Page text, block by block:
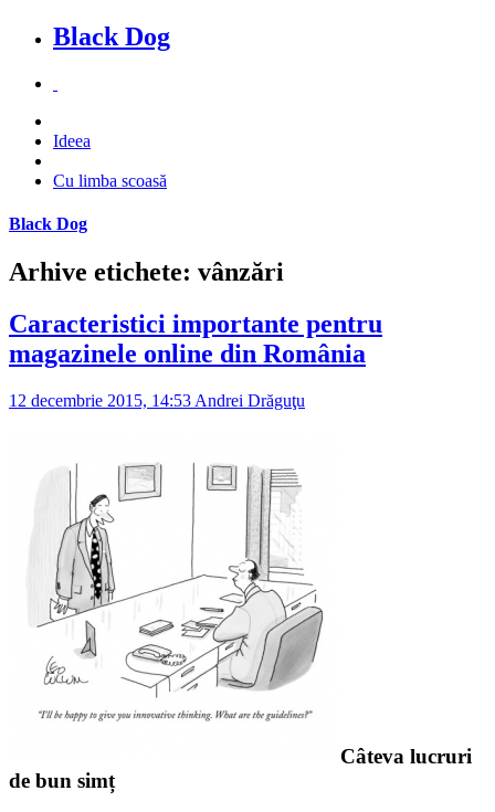
Black Dog
Ideea
Cu limba scoasă
Black Dog
Arhive etichete: vânzări
Caracteristici importante pentru
magazinele online din România
12 decembrie 2015, 14:53 Andrei Drăguţu
Câteva lucruri
de bun simț